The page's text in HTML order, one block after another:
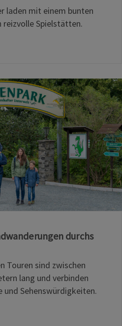
laden mit einem bunten
reizvolle Spielstätten.
durchs
Touren sind zwischen
lang und verbinden
und Sehenswürdigkeiten.